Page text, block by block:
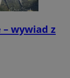
wywiad z